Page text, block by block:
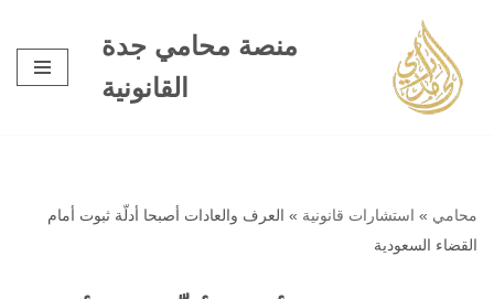
تخطى
إلى
المحتوى
منصة محامي جدة
القانونية
محامي » استشارات قانونية » العرف والعادات أصبحا أدلّة ثبوت أمام
القضاء السعودية